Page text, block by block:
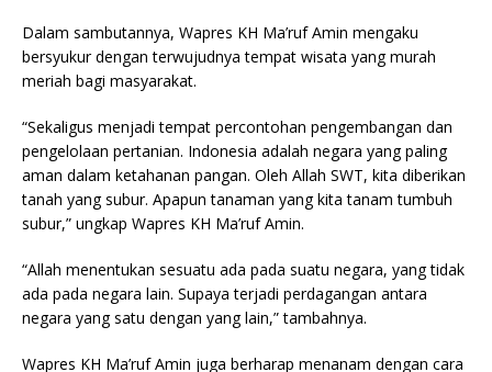
Dalam sambutannya, Wapres KH Ma’ruf Amin mengaku
bersyukur dengan terwujudnya tempat wisata yang murah
meriah bagi masyarakat.
“Sekaligus menjadi tempat percontohan pengembangan dan
pengelolaan pertanian. Indonesia adalah negara yang paling
aman dalam ketahanan pangan. Oleh Allah SWT, kita diberikan
tanah yang subur. Apapun tanaman yang kita tanam tumbuh
subur,” ungkap Wapres KH Ma’ruf Amin.
“Allah menentukan sesuatu ada pada suatu negara, yang tidak
ada pada negara lain. Supaya terjadi perdagangan antara
negara yang satu dengan yang lain,” tambahnya.
Wapres KH Ma’ruf Amin juga berharap menanam dengan cara